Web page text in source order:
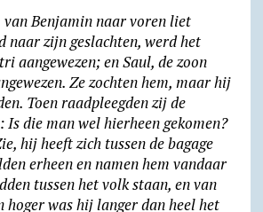
van Benjamin naar voren liet
naar zijn geslachten, werd het
aangewezen; en Saul, de zoon
Ze zochten hem, maar hij
Toen raadpleegden zij de
Is die man wel hierheen gekomen?
hij heeft zich tussen de bagage
erheen en namen hem vandaar
tussen het volk staan, en van
hoger was hij langer dan heel het